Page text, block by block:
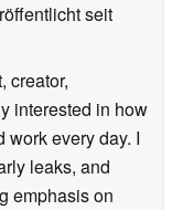
seit
creator,
interested in how
every day. I
leaks, and
emphasis on